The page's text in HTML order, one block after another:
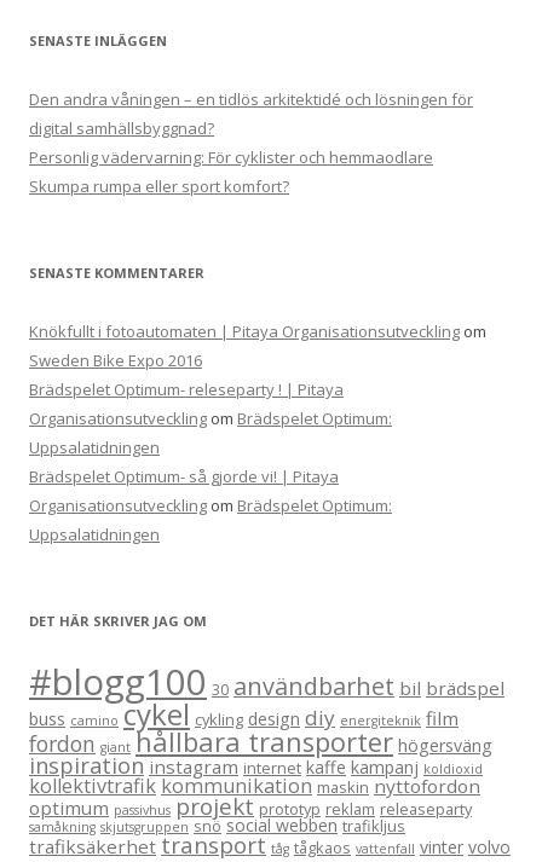
SENASTE INLÄGGEN
Den andra våningen – en tidlös arkitektidé och lösningen för
digital samhällsbyggnad?
Personlig vädervarning: För cyklister och hemmaodlare
Skumpa rumpa eller sport komfort?
SENASTE KOMMENTARER
Knökfullt i fotoautomaten | Pitaya Organisationsutveckling om
Sweden Bike Expo 2016
Brädspelet Optimum- releseparty ! | Pitaya
Organisationsutveckling om Brädspelet Optimum:
Uppsalatidningen
Brädspelet Optimum- så gjorde vi! | Pitaya
Organisationsutveckling om Brädspelet Optimum:
Uppsalatidningen
DET HÄR SKRIVER JAG OM
#blogg100 30 användbarhet bil brädspel
buss camino cykel cykling design diy energiteknik film
fordon giant hållbara transporter högersväng
inspiration instagram internet kaffe kampanj koldioxid
kollektivtrafikkommunikation maskin nyttofordon
optimum passivhus projekt prototyp reklam releaseparty
samåkning skjutsgruppen snö social webben trafikljus
trafiksäkerhet transport tåg tågkaos vattenfall vinter volvo